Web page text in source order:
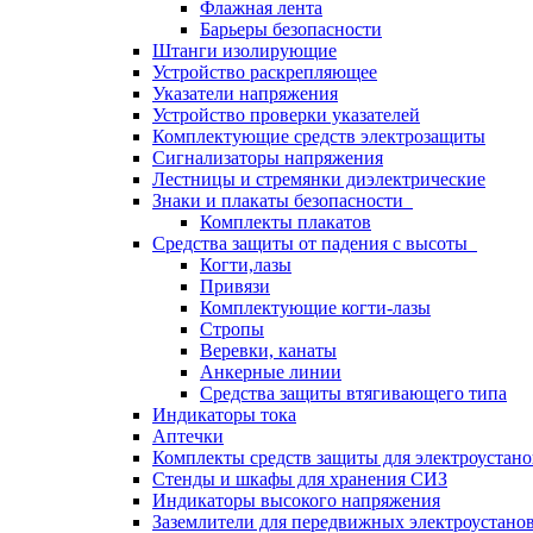
Флажная лента
Барьеры безопасности
Штанги изолирующие
Устройство раскрепляющее
Указатели напряжения
Устройство проверки указателей
Комплектующие средств электрозащиты
Сигнализаторы напряжения
Лестницы и стремянки диэлектрические
Знаки и плакаты безопасности
Комплекты плакатов
Средства защиты от падения с высоты
Когти,лазы
Привязи
Комплектующие когти-лазы
Стропы
Веревки, канаты
Анкерные линии
Средства защиты втягивающего типа
Индикаторы тока
Аптечки
Комплекты средств защиты для
Стенды и шкафы для хранения СИЗ
Индикаторы высокого напряжения
Заземлители для передвижных